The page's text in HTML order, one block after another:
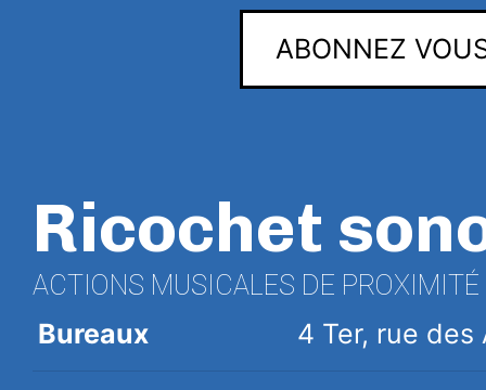
ABONNEZ
Ricochet
ACTIONS MUSICALES DE PROXIMITÉ
Bureaux 4 Ter, rue des